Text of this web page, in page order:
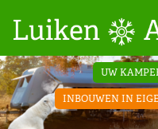
Projecten
Contact
UW
INBOUWEN IN